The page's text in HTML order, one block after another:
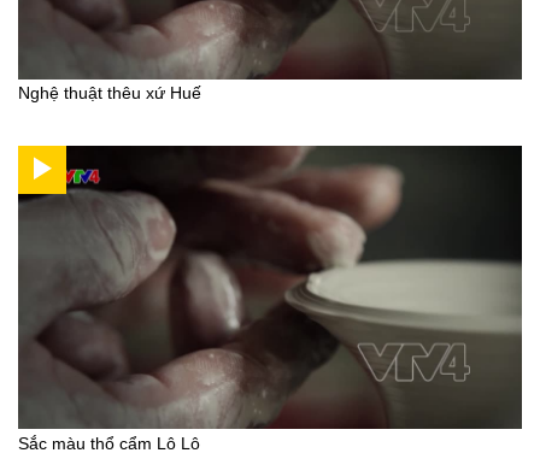
Nghệ thuật thêu xứ Huế
Sắc màu thổ cẩm Lô Lô